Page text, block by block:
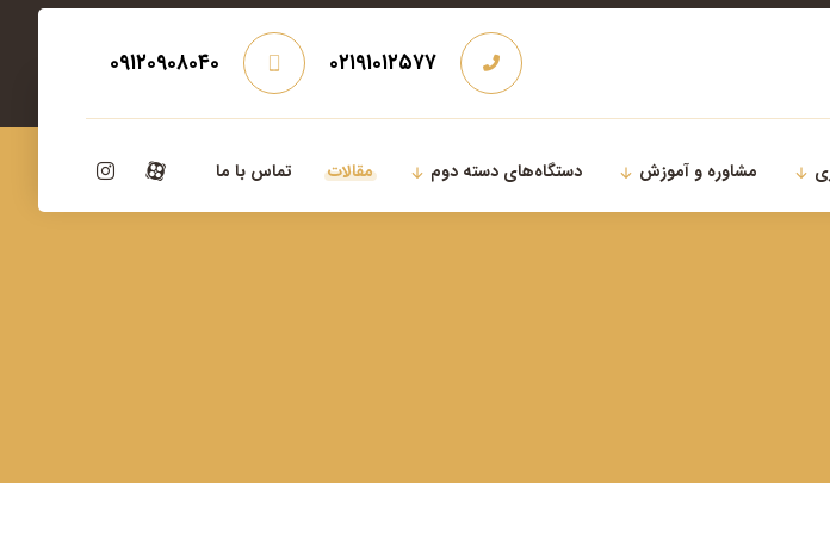
۰۹۱۲۰۹۰۸۰۴۰ ۰۲۱۹۱۰۱۲۵۷۷
مشاوره و آموزش دستگاه‌های دسته دوم مقالات تماس با ما